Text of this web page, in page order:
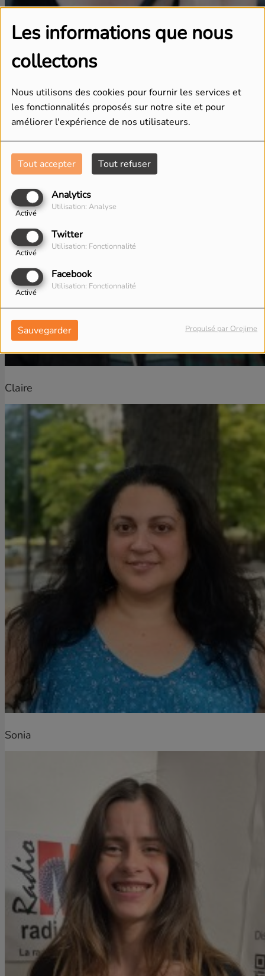
Les informations que nous
collectons
Nous utilisons des cookies pour fournir les services et
les fonctionnalités proposés sur notre site et pour
améliorer l'expérience de nos utilisateurs.
Tout accepter Tout refuser
Analytics
Activé
Utilisation: Analyse
Twitter
Activé
Utilisation: Fonctionnalité
Facebook
Activé
Utilisation: Fonctionnalité
Sauvegarder Propulsé par Orejime
Ella
Claire
Sonia